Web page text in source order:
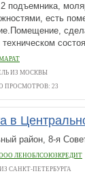
подъемника,
есть
ИЗ МОСКВЫ
ПРОСМОТРОВ: 23
в
район, 8-я
ЛЕНОБЛСОЮЗКРЕДИТ
САНКТ-ПЕТЕРБУРГА